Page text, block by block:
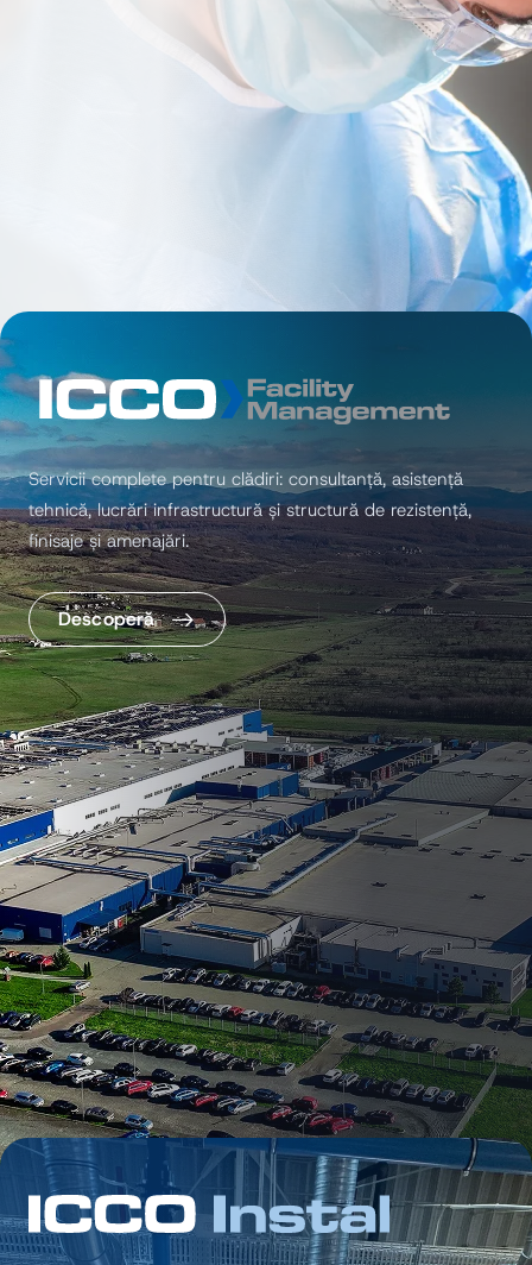
Servicii complete pentru clădiri: consultanță, asistență
tehnică, lucrări infrastructură și structură de rezistență,
finisaje și amenajări.
Descoperă